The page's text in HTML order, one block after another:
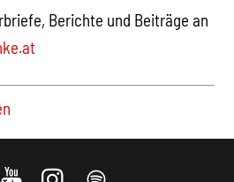
Berichte und Beiträge an